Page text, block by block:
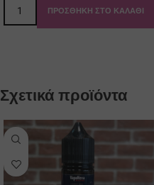
ΠΡΟΣΘΉΚΗ ΣΤΟ ΚΑΛΆΘΙ
Σχετικά προϊόντα